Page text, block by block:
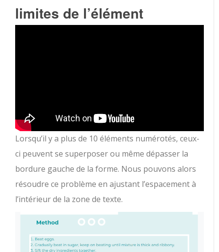
limites de l’élément
Lorsqu’il y a plus de 10 éléments numérotés, ceux-
ci peuvent se superposer ou même dépasser la
bordure gauche de la forme. Nous pouvons alors
résoudre ce problème en ajustant l’espacement à
l’intérieur de la zone de texte.